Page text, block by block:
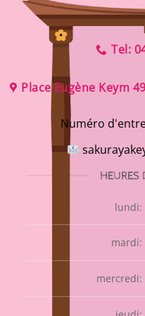
Tel:
Place Eugène Keym
Numéro
HEURES
lundi:
mardi:
mercredi: